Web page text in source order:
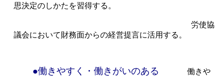
思決定のしかたを習得する。
労使協
議会において財務面からの経営提言に活用する。
●働きやすく・働きがいのある
働きや